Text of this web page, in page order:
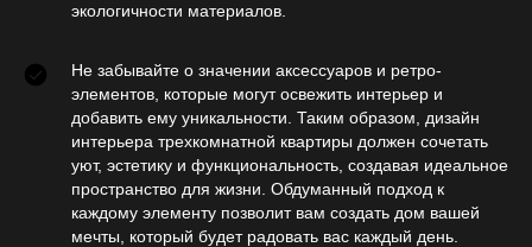
экологичности материалов.
Не забывайте о значении аксессуаров и ретро-
элементов, которые могут освежить интерьер и
добавить ему уникальности. Таким образом, дизайн
интерьера трехкомнатной квартиры должен сочетать
уют, эстетику и функциональность, создавая идеальное
пространство для жизни. Обдуманный подход к
каждому элементу позволит вам создать дом вашей
мечты, который будет радовать вас каждый день.